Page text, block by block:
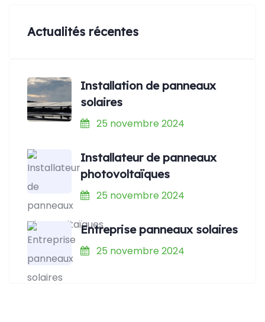
Actualités récentes
Installation de panneaux
solaires
25 novembre 2024
Installateur de panneaux
photovoltaïques
25 novembre 2024
Entreprise panneaux solaires
25 novembre 2024